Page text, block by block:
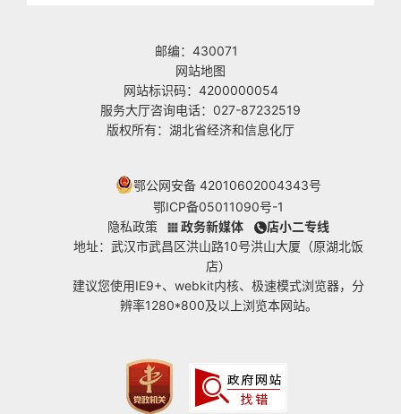
邮编：430071
网站地图
网站标识码：4200000054
服务大厅咨询电话：027-87232519
版权所有：湖北省经济和信息化厅
鄂公网安备 42010602004343号
鄂ICP备05011090号-1
隐私政策
政务新媒体
店小二专线
地址：武汉市武昌区洪山路10号洪山大厦（原湖北饭
店）
建议您使用IE9+、webkit内核、极速模式浏览器，分
辨率1280*800及以上浏览本网站。